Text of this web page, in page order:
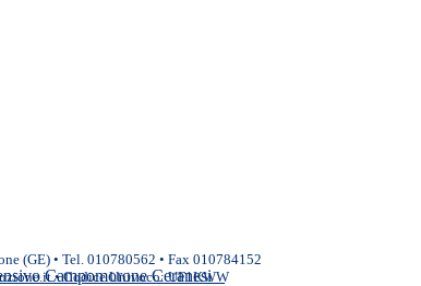
Campomorone Ceranesi
(GE) • Tel. 010780562 • Fax 010784152
• Codice Univoco: UF1KWW